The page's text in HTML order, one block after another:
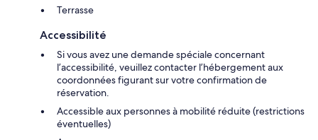
Terrasse
Accessibilité
Si vous avez une demande spéciale concernant
l’accessibilité, veuillez contacter l’hébergement aux
coordonnées figurant sur votre confirmation de
réservation.
Accessible aux personnes à mobilité réduite (restrictions
éventuelles)